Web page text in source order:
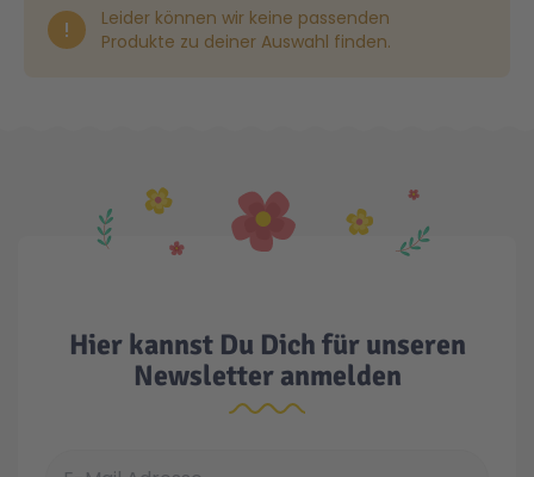
Zubehör
Leider können wir keine passenden
Produkte zu deiner Auswahl finden.
Hier kannst Du Dich für unseren
Newsletter anmelden